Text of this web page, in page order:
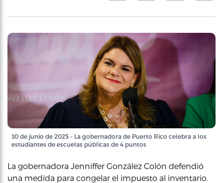
30 de junio de 2025 – La gobernadora de Puerto Rico celebra a los
estudiantes de escuelas públicas de 4 puntos
La gobernadora Jenniffer González Colón defendió
una medida para congelar el impuesto al inventario.